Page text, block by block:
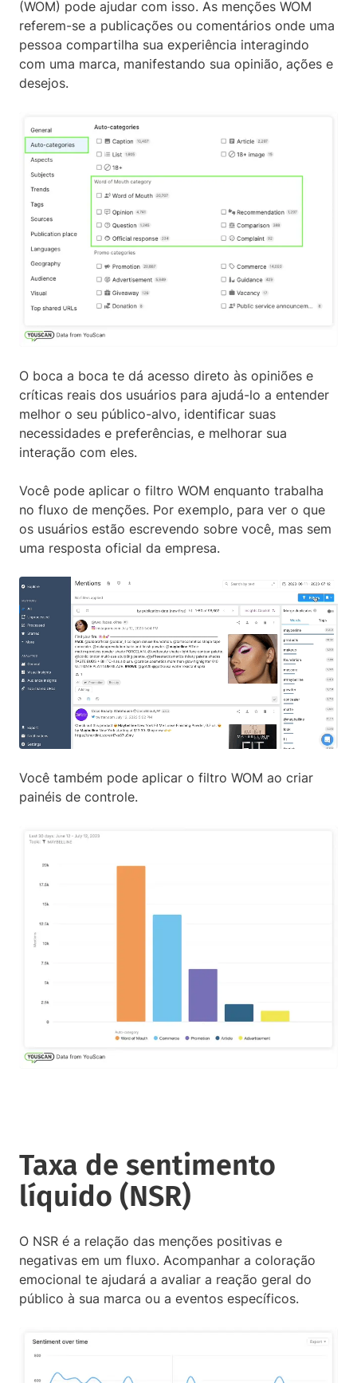
(WOM) pode ajudar com isso. As menções WOM
referem-se a publicações ou comentários onde uma
pessoa compartilha sua experiência interagindo
com uma marca, manifestando sua opinião, ações e
desejos.
O boca a boca te dá acesso direto às opiniões e
críticas reais dos usuários para ajudá-lo a entender
melhor o seu público-alvo, identificar suas
necessidades e preferências, e melhorar sua
interação com eles.
Você pode aplicar o filtro WOM enquanto trabalha
no fluxo de menções. Por exemplo, para ver o que
os usuários estão escrevendo sobre você, mas sem
uma resposta oficial da empresa.
Você também pode aplicar o filtro WOM ao criar
painéis de controle.
Taxa de sentimento
líquido (NSR)
O NSR é a relação das menções positivas e
negativas em um fluxo. Acompanhar a coloração
emocional te ajudará a avaliar a reação geral do
público à sua marca ou a eventos específicos.